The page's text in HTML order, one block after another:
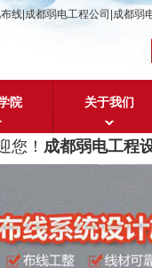
线|成都弱电工程公司|成都弱
院 关于我们
！成都弱电工程设